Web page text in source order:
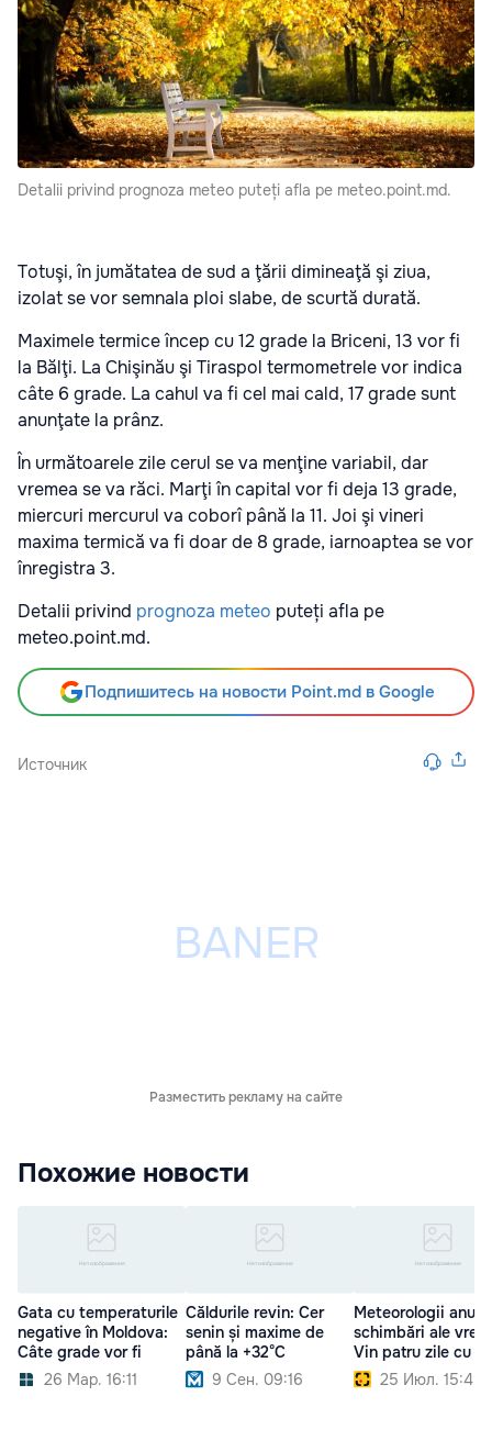
Detalii privind prognoza meteo puteți afla pe meteo.point.md.
Totuşi, în jumătatea de sud a ţării dimineaţă şi ziua,
izolat se vor semnala ploi slabe, de scurtă durată.
Maximele termice încep cu 12 grade la Briceni, 13 vor fi
la Bălţi. La Chişinău şi Tiraspol termometrele vor indica
câte 6 grade. La cahul va fi cel mai cald, 17 grade sunt
anunţate la prânz.
În următoarele zile cerul se va menţine variabil, dar
vremea se va răci. Marţi în capital vor fi deja 13 grade,
miercuri mercurul va coborî până la 11. Joi şi vineri
maxima termică va fi doar de 8 grade, iarnoaptea se vor
înregistra 3.
Detalii privind prognoza meteo puteți afla pe
meteo.point.md.
Подпишитесь на новости Point.md в Google
Источник
Разместить рекламу на сайте
Похожие новости
Gata cu temperaturile
negative în Moldova:
Câte grade vor fi
26 Мар. 16:11
Căldurile revin: Cer
senin și maxime de
până la +32°C
9 Сен. 09:16
Meteorologii
schimbări ale
Vin patru zile cu
25 Июл. 15:45